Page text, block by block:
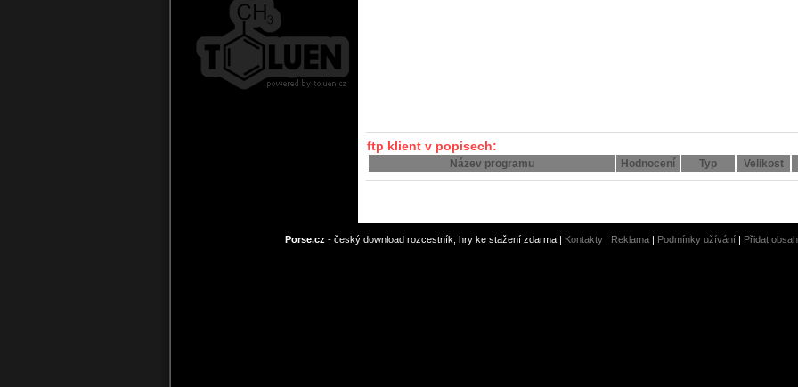
ftp klient v popisech:
Název programu Hodnocení Typ Velikost
Porse.cz - český download rozcestník, hry ke stažení zdarma | Kontakty | Reklama | Podmínky užívání | Přidat obsah